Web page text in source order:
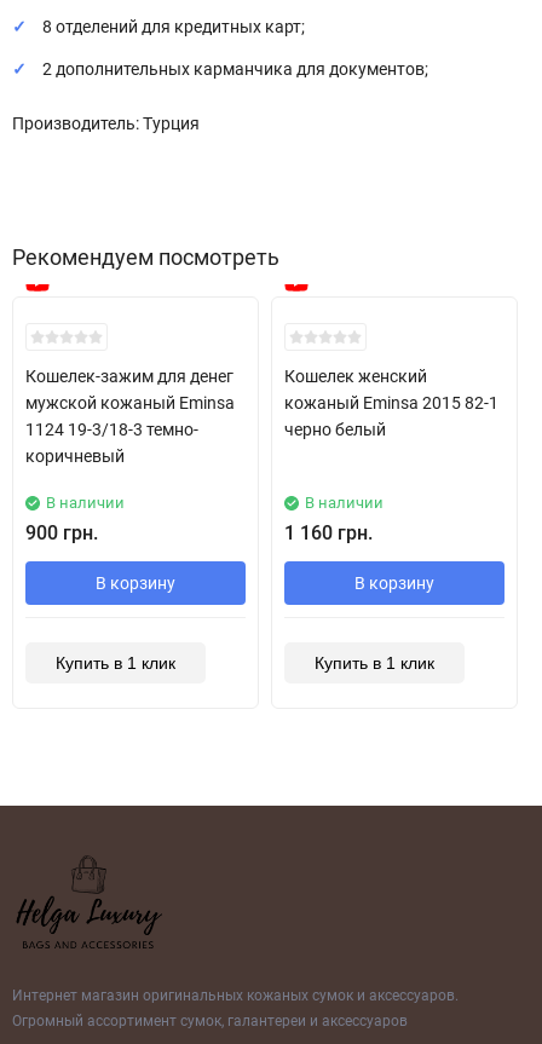
8 отделений для кредитных карт;
2 дополнительных карманчика для документов;
Производитель: Турция
Рекомендуем посмотреть
New!
Кошелек-зажим для денег
мужской кожаный Eminsa
1124 19-3/18-3 темно-
коричневый
В наличии
900 грн.
В корзину
Купить в 1 клик
New!
Кошелек женский
кожаный Eminsa 2015 82-1
черно белый
В наличии
1 160 грн.
В корзину
Купить в 1 клик
Интернет магазин оригинальных кожаных сумок и аксессуаров.
Огромный ассортимент сумок, галантереи и аксессуаров